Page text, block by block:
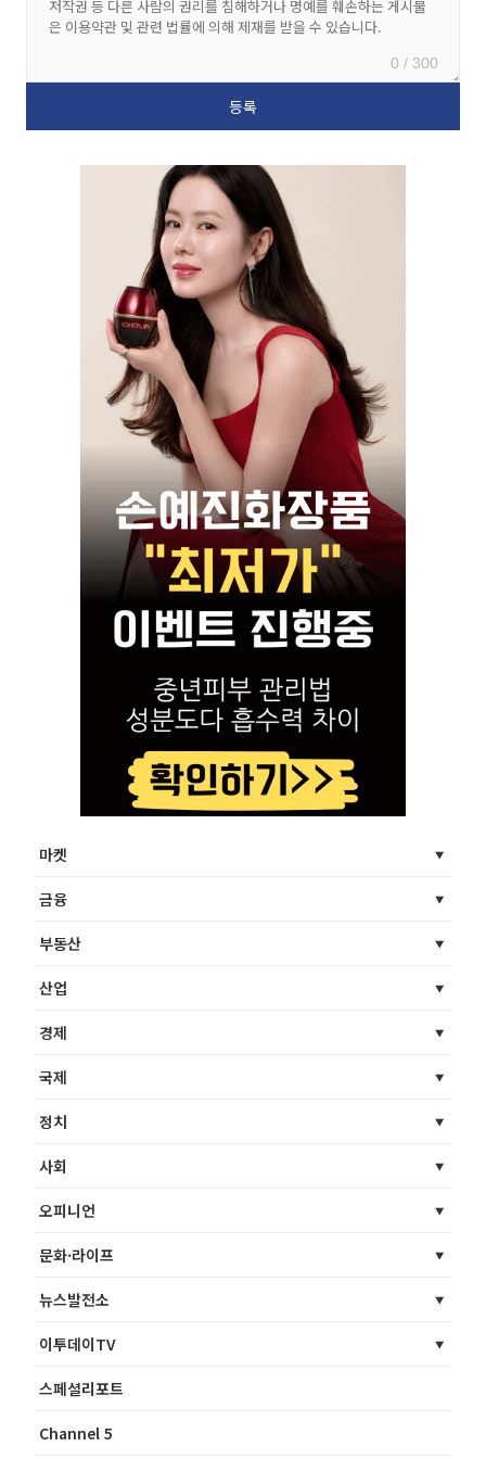
0 / 300
마켓
금융
부동산
산업
경제
국제
정치
사회
오피니언
문화·라이프
뉴스발전소
이투데이TV
스페셜리포트
Channel 5